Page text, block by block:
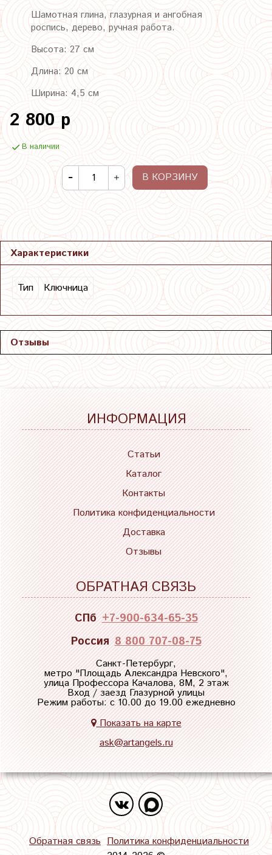
Шамотная глина, глазурнаяи ангобная
роспись, дерево, ручная работа.
Высота: 27 см
Длина: 20 см
Ширина: 4,5 см
2 800 р
В наличии
В КОРЗИНУ
Характеристики
Тип Ключница
Отзывы
ИНФОРМАЦИЯ
Статьи
Каталог
Контакты
Политика конфиденциальности
Доставка
Отзывы
ОБРАТНАЯ СВЯЗЬ
СПб +7-900-634-65-35
Россия 8 800 707-08-75
Санкт-Петербург,
метро "Площадь Александра Невского",
улица Профессора Качалова, 8М, 2 этаж
Вход / заезд Глазурной улицы
Режим работы: с 10.00 до 19.00 ежедневно
Показать на карте
ask@artangels.ru
Обратная связь Политика конфиденциальности